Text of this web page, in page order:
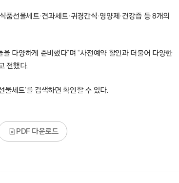
선물세트·견과세트·귀경간식·영양제·건강즙 등 8개의
다양하게 준비했다”며 “사전예약 할인과 더불어 다양한
전했다.
물세트’를 검색하면 확인할 수 있다.
PDF 다운로드